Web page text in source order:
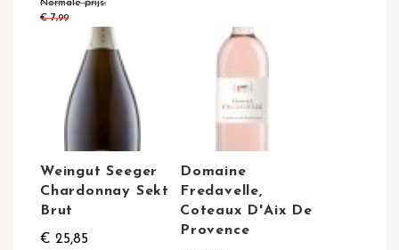
Normale prijs
€ 7,99
Weingut Seeger
Chardonnay Sekt
Brut
€ 25,85
Domaine
Fredavelle,
Coteaux D'Aix De
Provence